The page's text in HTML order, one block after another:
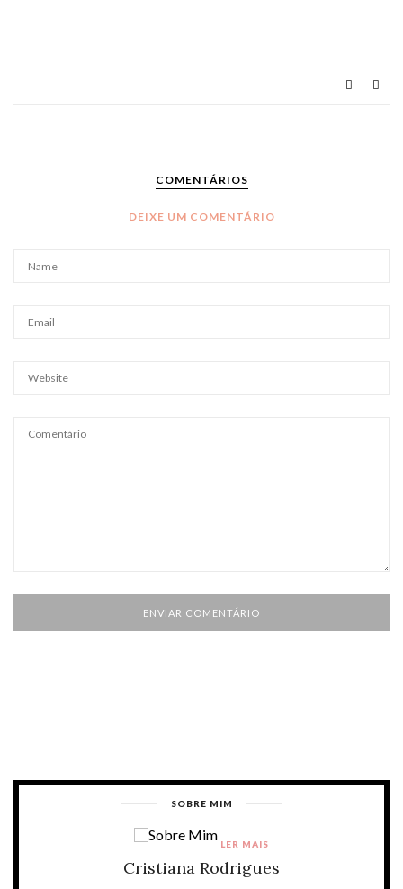
COMENTÁRIOS
DEIXE UM COMENTÁRIO
SOBRE MIM
Cristiana Rodrigues
LER MAIS